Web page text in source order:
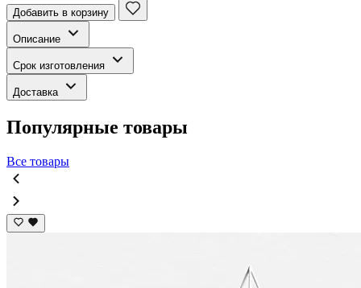
Добавить в корзину
Описание
Срок изготовления
Доставка
Популярные товары
Все товары